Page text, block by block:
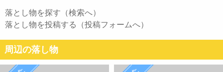
落とし物を探す（検索へ）
落とし物を投稿する（投稿フォームへ）
周辺の落し物